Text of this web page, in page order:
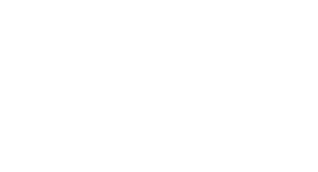
the Processability of Polyvinyl Alcohol‑Based Systems during
Sciences, 196, (Mai 2024)
und P. Schick, Prolongation of the gastric residence time
im Speichel
der orozökalenTransitzeit in klinischen Studien